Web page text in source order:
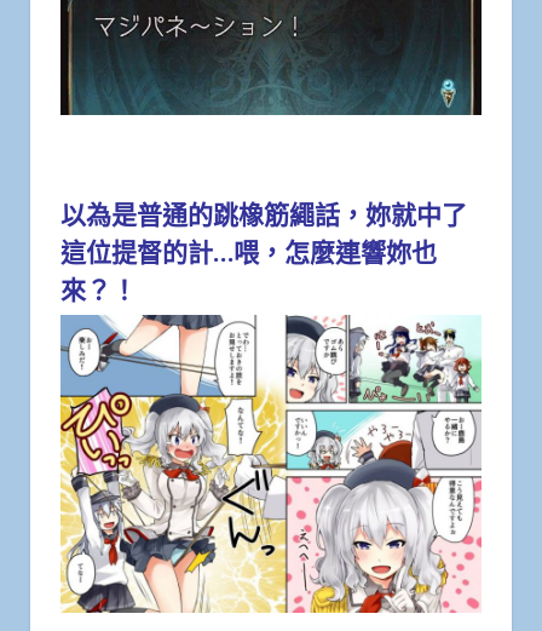
以為是普通的跳橡筋繩話，妳就中了
這位提督的計…喂，怎麼連響妳也
來？！